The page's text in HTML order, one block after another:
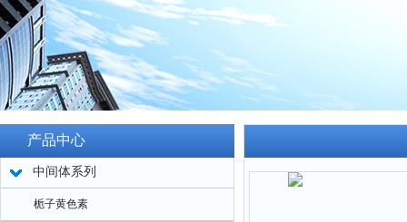
产品中心
中间体系列
栀子黄色素